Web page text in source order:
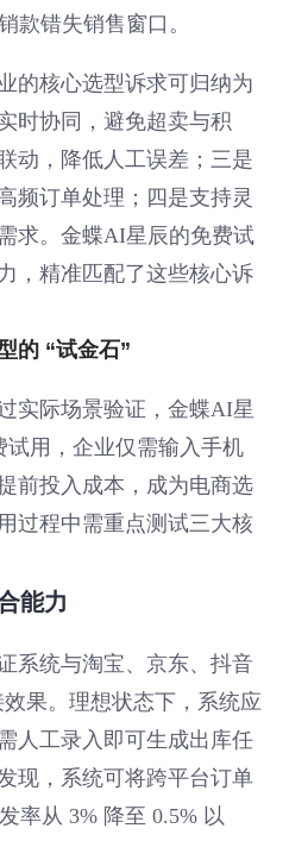
款错失销售窗口。
的核心选型诉求可归纳为
时协同，避免超卖与积
动，降低人工误差；三是
频订单处理；四是支持灵
求。金蝶AI星辰的免费试
，精准匹配了这些核心诉
的 “试金石”
实际场景验证，金蝶AI星
试用，企业仅需输入手机
前投入成本，成为电商选
过程中需重点测试三大核
能力
系统与淘宝、京东、抖音
果。理想状态下，系统应
人工录入即可生成出库任
现，系统可将跨平台订单
率从 3% 降至 0.5% 以